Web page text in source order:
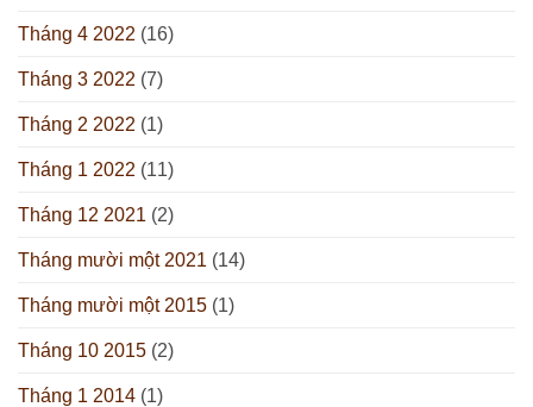
Tháng 4 2022 (16)
Tháng 3 2022 (7)
Tháng 2 2022 (1)
Tháng 1 2022 (11)
Tháng 12 2021 (2)
Tháng mười một 2021 (14)
Tháng mười một 2015 (1)
Tháng 10 2015 (2)
Tháng 1 2014 (1)